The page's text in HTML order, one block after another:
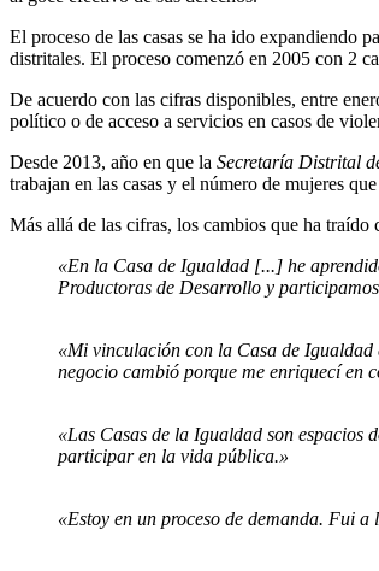
El proceso de las casas se ha ido expandiendo
distritales. El proceso comenzó en 2005 con 2
De acuerdo con las cifras disponibles, entre
político o de acceso a servicios en casos de
Desde 2013, año en que la Secretaría Distrital
trabajan en las casas y el número de mujeres
Más allá de las cifras, los cambios que ha traído
«En la Casa de Igualdad [...] he
Productoras de Desarrollo y
«Mi vinculación con la Casa de
negocio cambió porque me enriquecí en
«Las Casas de la Igualdad son espacios
participar en la vida pública.»
«Estoy en un proceso de demanda. Fui